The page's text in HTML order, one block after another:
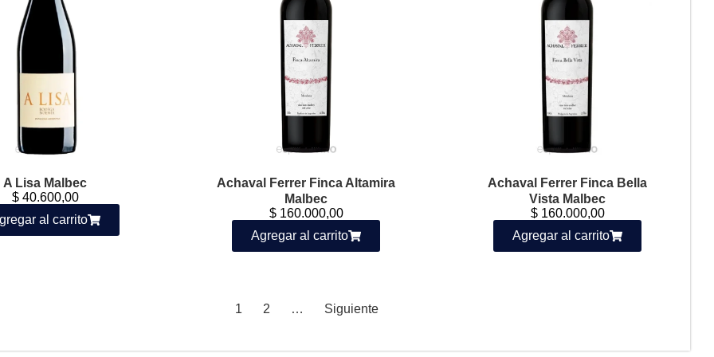
A Lisa Malbec
$40.600,00
al carrito
Achaval Ferrer Finca Altamira
Malbec
$160.000,00
Agregar al carrito
Achaval Ferrer Finca Bella
Vista Malbec
$160.000,00
Agregar al carrito
1 2 … Siguiente